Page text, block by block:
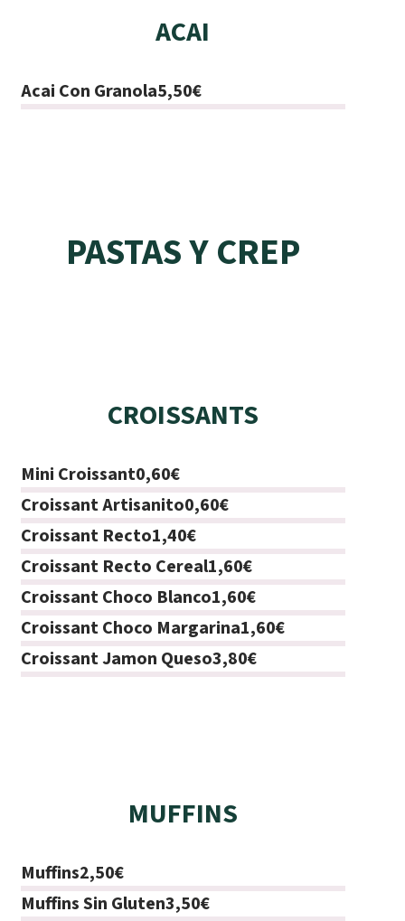
ACAI
Acai Con Granola5,50€
PASTAS Y CREP
CROISSANTS
Mini Croissant0,60€
Croissant Artisanito0,60€
Croissant Recto1,40€
Croissant Recto Cereal1,60€
Croissant Choco Blanco1,60€
Croissant Choco Margarina1,60€
Croissant Jamon Queso3,80€
MUFFINS
Muffins2,50€
Muffins Sin Gluten3,50€